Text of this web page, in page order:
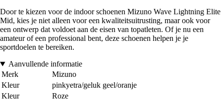
Door te kiezen voor de indoor schoenen Mizuno Wave Lightning Elite
Mid, kies je niet alleen voor een kwaliteitsuitrusting, maar ook voor
een ontwerp dat voldoet aan de eisen van topatleten. Of je nu een
amateur of een professional bent, deze schoenen helpen je je
sportdoelen te bereiken.
Aanvullende informatie
Merk
Mizuno
Kleur
pinkyetra/geluk geel/oranje
Kleur
Roze